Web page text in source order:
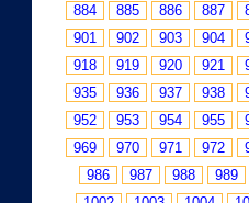
884
885 886 887
901
902 903 904
918
919 920 921
935
936 937 938
952
953 954 955
969
970 971 972
986
987 988
989